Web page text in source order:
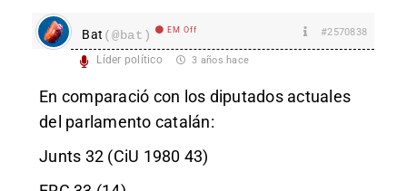
Bat (@bat) EM Off #2570838
Líder político 3 años hace
En comparació con los diputados actuales
del parlamento catalán:
Junts 32 (CiU 1980 43)